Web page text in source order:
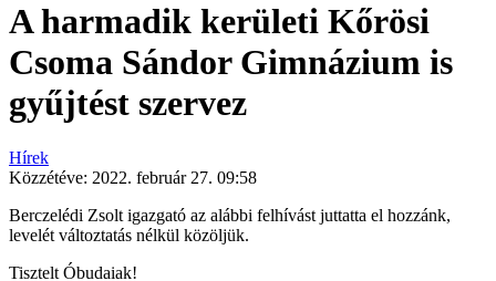
A harmadik kerületi Kőrösi
Csoma Sándor Gimnázium is
gyűjtést szervez
Hírek
Közzétéve: 2022. február 27. 09:58
Berczelédi Zsolt igazgató az alábbi felhívást juttatta el hozzánk,
levelét változtatás nélkül közöljük.
Tisztelt Óbudaiak!